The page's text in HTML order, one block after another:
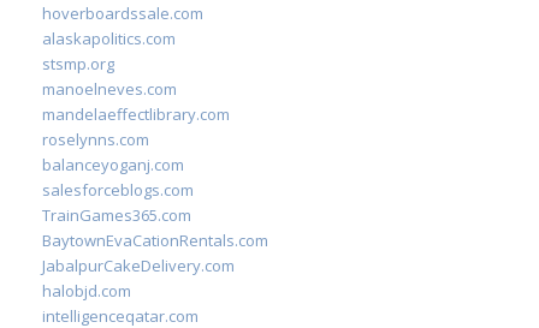
hoverboardssale.com
alaskapolitics.com
stsmp.org
manoelneves.com
mandelaeffectlibrary.com
roselynns.com
balanceyoganj.com
salesforceblogs.com
TrainGames365.com
BaytownEvaCationRentals.com
JabalpurCakeDelivery.com
halobjd.com
intelligenceqatar.com